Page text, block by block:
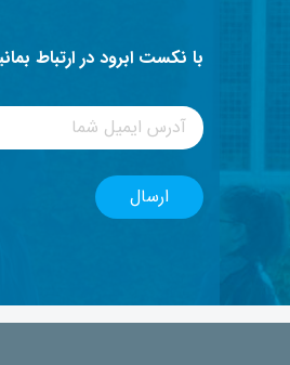
با نکست ابرود در ارتباط